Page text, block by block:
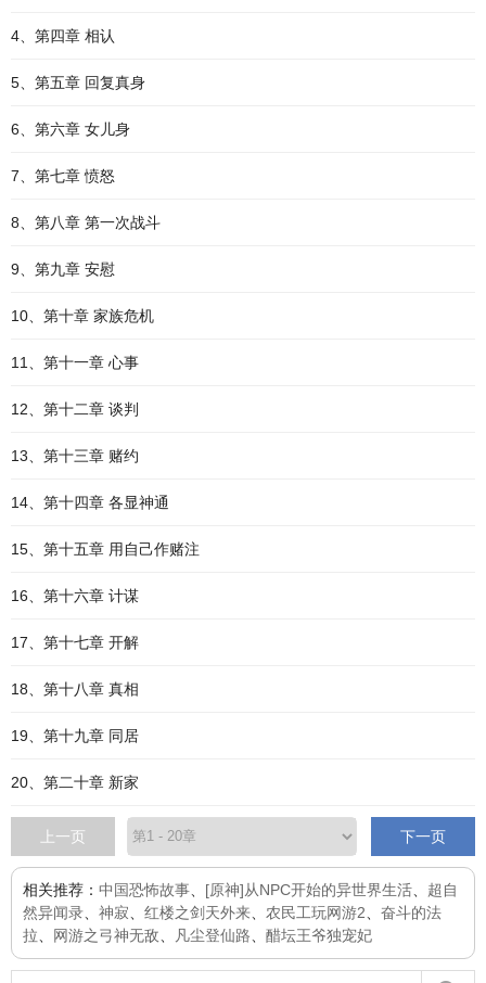
4、第四章 相认
5、第五章 回复真身
6、第六章 女儿身
7、第七章 愤怒
8、第八章 第一次战斗
9、第九章 安慰
10、第十章 家族危机
11、第十一章 心事
12、第十二章 谈判
13、第十三章 赌约
14、第十四章 各显神通
15、第十五章 用自己作赌注
16、第十六章 计谋
17、第十七章 开解
18、第十八章 真相
19、第十九章 同居
20、第二十章 新家
上一页 下一页
相关推荐： 中国恐怖故事 [原神]从NPC开始的异世界生活
超自
然异闻录
神寂 红楼之剑天外来 农民工玩网游2
奋斗的法
拉
网游之弓神无敌 凡尘登仙路 醋坛王爷独宠妃